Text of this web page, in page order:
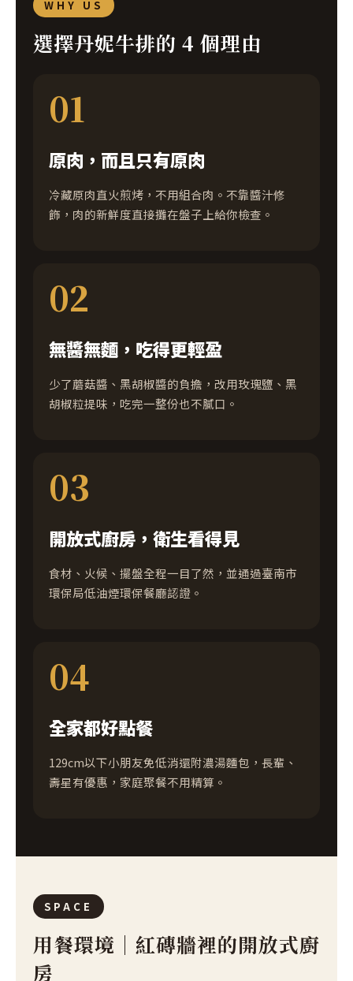
WHY US
選擇丹妮牛排的 4 個理由
01
原肉，而且只有原肉
冷藏原肉直火煎烤，不用組合肉。不靠醬汁修
飾，肉的新鮮度直接攤在盤子上給你檢查。
02
無醬無麵，吃得更輕盈
少了蘑菇醬、黑胡椒醬的負擔，改用玫瑰鹽、黑
胡椒粒提味，吃完一整份也不膩口。
03
開放式廚房，衛生看得見
食材、火候、擺盤全程一目了然，並通過臺南市
環保局低油煙環保餐廳認證。
04
全家都好點餐
129cm以下小朋友免低消還附濃湯麵包，長輩、
壽星有優惠，家庭聚餐不用精算。
SPACE
用餐環境｜紅磚牆裡的開放式廚
房